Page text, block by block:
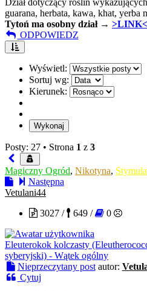
guarana, herbata, kawa, khat, yerba
Tytoń ma osobny dział → >LINK<
ODPOWIEDZ
Wyświetl:
Sortuj wg:
Kierunek:
Posty: 27 • Strona 1 z 3
Magiczny Ogród, Nikotyna,
Następna
Vetulani44
3027 /
649 / 0
Eleuterokok kolczasty
syberyjski) - Wątek ogólny
Nieprzeczytany post autor:
Cytuj